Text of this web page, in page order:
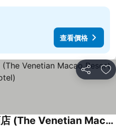
查看價格
分享 放
澳門威尼斯人-度假村-酒店 (The Venetian Macao Resort Hotel)